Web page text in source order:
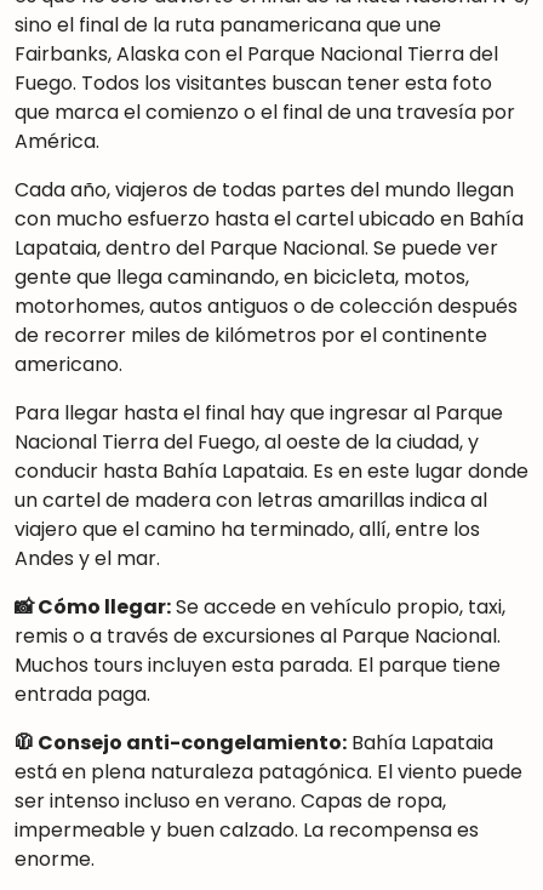
sino el final de la ruta panamericana que une
Fairbanks, Alaska con el Parque Nacional Tierra del
Fuego. Todos los visitantes buscan tener esta foto
que marca el comienzo o el final de una travesía por
América.
Cada año, viajeros de todas partes del mundo llegan
con mucho esfuerzo hasta el cartel ubicado en Bahía
Lapataia, dentro del Parque Nacional. Se puede ver
gente que llega caminando, en bicicleta, motos,
motorhomes, autos antiguos o de colección después
de recorrer miles de kilómetros por el continente
americano.
Para llegar hasta el final hay que ingresar al Parque
Nacional Tierra del Fuego, al oeste de la ciudad, y
conducir hasta Bahía Lapataia. Es en este lugar donde
un cartel de madera con letras amarillas indica al
viajero que el camino ha terminado, allí, entre los
Andes y el mar.
📸 Cómo llegar:Se accede en vehículo propio, taxi,
remis o a través de excursiones al Parque Nacional.
Muchos tours incluyen esta parada. El parque tiene
entrada paga.
🧥 Consejo anti-congelamiento: Bahía Lapataia
está en plena naturaleza patagónica. El viento puede
ser intenso incluso en verano. Capas de ropa,
impermeable y buen calzado. La recompensa es
enorme.